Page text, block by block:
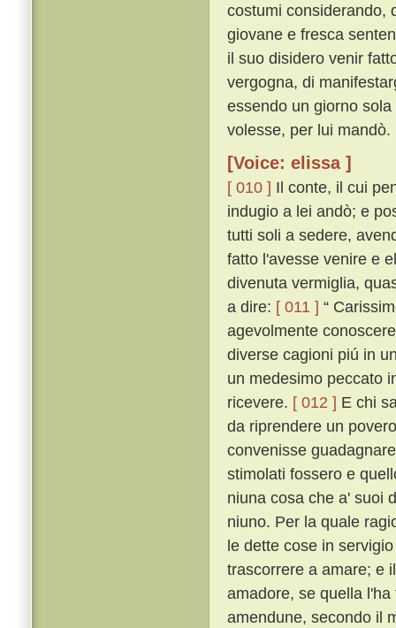
costumi considerando,
giovane e fresca
il suo disidero venir
vergogna, di
essendo un giorno
volesse, per lui mandò.
[Voice: elissa ]
[ 010 ] Il conte, il cui
indugio a lei andò; e
tutti soli a sedere,
fatto l'avesse venire e
divenuta vermiglia,
a dire: [ 011 ] “
agevolmente
diverse cagioni piú in
un medesimo peccato
ricevere. [ 012 ] E chi
da riprendere un
convenisse
stimolati fossero e
niuna cosa che a' suoi
niuno. Per la quale
le dette cose in
trascorrere a amare; e
amadore, se quella
amendune, secondo il